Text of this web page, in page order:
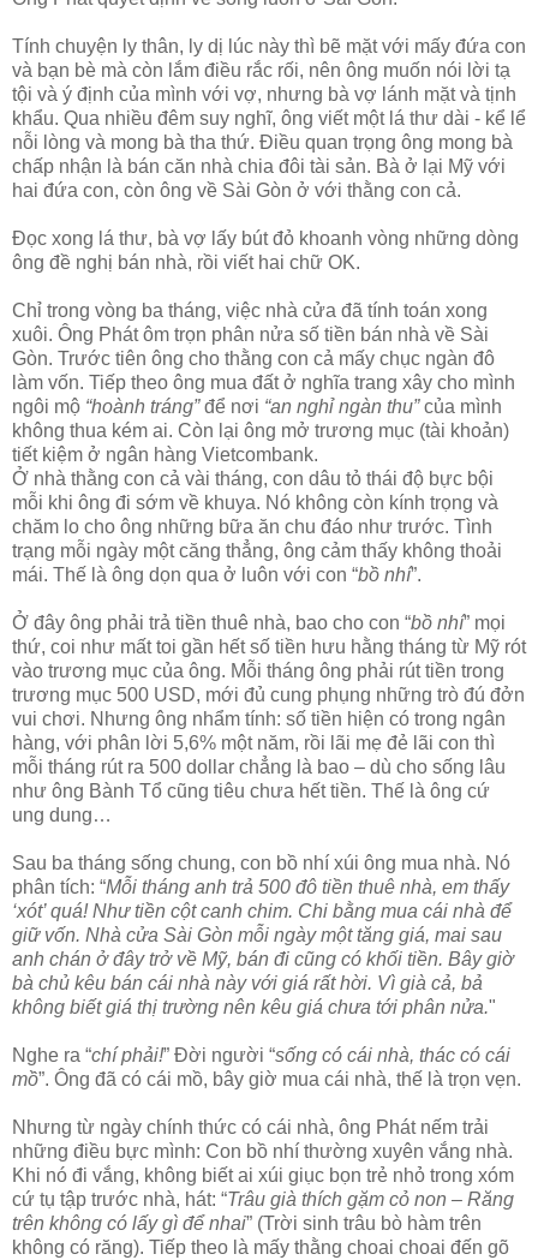
Tính chuyện ly thân, ly dị lúc này thì bẽ mặt với mấy đứa con
và bạn bè mà còn lắm điều rắc rối, nên ông muốn nói lời tạ
tội và ý định của mình với vợ, nhưng bà vợ lánh mặt và tịnh
khẩu. Qua nhiều đêm suy nghĩ, ông viết một lá thư dài - kể lể
nỗi lòng và mong bà tha thứ. Điều quan trọng ông mong bà
chấp nhận là bán căn nhà chia đôi tài sản. Bà ở lại Mỹ với
hai đứa con, còn ông về Sài Gòn ở với thằng con cả.
Đọc xong lá thư, bà vợ lấy bút đỏ khoanh vòng những dòng
ông đề nghị bán nhà, rồi viết hai chữ OK.
Chỉ trong vòng ba tháng, việc nhà cửa đã tính toán xong
xuôi. Ông Phát ôm trọn phân nửa số tiền bán nhà về Sài
Gòn. Trước tiên ông cho thằng con cả mấy chục ngàn đô
làm vốn. Tiếp theo ông mua đất ở nghĩa trang xây cho mình
ngôi mộ “hoành tráng”để nơi “an nghỉ ngàn thu”của mình
không thua kém ai. Còn lại ông mở trương mục (tài khoản)
tiết kiệm ở ngân hàng Vietcombank.
Ở nhà thằng con cả vài tháng, con dâu tỏ thái độ bực bội
mỗi khi ông đi sớm về khuya. Nó không còn kính trọng và
chăm lo cho ông những bữa ăn chu đáo như trước. Tình
trạng mỗi ngày một căng thẳng, ông cảm thấy không thoải
mái. Thế là ông dọn qua ở luôn với con “bồ nhí”.
Ở đây ông phải trả tiền thuê nhà, bao cho con “bồ nhí” mọi
thứ, coi như mất toi gần hết số tiền hưu hằng tháng từ Mỹ rót
vào trương mục của ông. Mỗi tháng ông phải rút tiền trong
trương mục 500 USD, mới đủ cung phụng những trò đú đởn
vui chơi. Nhưng ông nhẩm tính: số tiền hiện có trong ngân
hàng, với phân lời 5,6% một năm, rồi lãi mẹ đẻ lãi con thì
mỗi tháng rút ra 500 dollar chẳng là bao – dù cho sống lâu
như ông Bành Tổ cũng tiêu chưa hết tiền. Thế là ông cứ
ung dung…
Sau ba tháng sống chung, con bồ nhí xúi ông mua nhà. Nó
phân tích: “Mỗi tháng anh trả 500 đô tiền thuê nhà, em thấy
‘xót’ quá! Như tiền cột canh chim. Chi bằng mua cái nhà để
giữ vốn. Nhà cửa Sài Gòn mỗi ngày một tăng giá, mai sau
anh chán ở đây trở về Mỹ, bán đi cũng có khối tiền. Bây giờ
bà chủ kêu bán cái nhà này với giá rất hời. Vì già cả, bả
không biết giá thị trường nên kêu giá chưa tới phân nửa."
Nghe ra “chí phải!” Đời người “sống có cái nhà, thác có cái
mồ”. Ông đã có cái mồ, bây giờ mua cái nhà, thế là trọn vẹn.
Nhưng từ ngày chính thức có cái nhà, ông Phát nếm trải
những điều bực mình: Con bồ nhí thường xuyên vắng nhà.
Khi nó đi vắng, không biết ai xúi giục bọn trẻ nhỏ trong xóm
cứ tụ tập trước nhà, hát: “Trâu già thích gặm cỏ non – Răng
trên không có lấy gì để nhai” (Trời sinh trâu bò hàm trên
không có răng). Tiếp theo là mấy thằng choai choai đến gõ